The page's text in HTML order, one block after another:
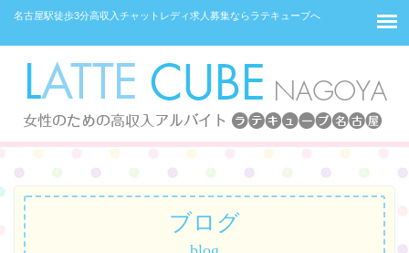
名古屋駅徒歩3分高収入チャットレディ求人募集ならラテキューブへ
ブログ